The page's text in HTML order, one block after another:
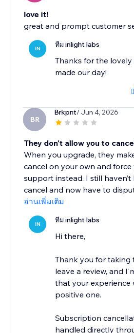
love it!
great and prompt customer
IN ทีม inlight labs
Thanks for the
made our day!
BR
Brkpnt/ Jun 4, 2026
They don't allow you to
When you upgrade, they
cancel on your own and
support instead. I still
cancel and now have to
อ่านเพิ่มเติม
IN ทีม inlight labs
Hi there,
Thank you for taking
leave a review, and
that your experience
positive one.
Subscription
handled directly